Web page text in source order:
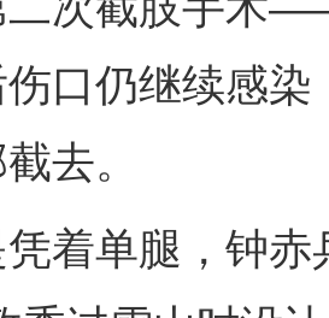
口仍继续感
去。
单腿，钟赤